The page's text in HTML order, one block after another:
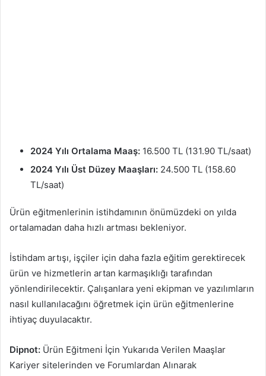
2024 Yılı Ortalama Maaş: 16.500 TL (131.90 TL/saat)
2024 Yılı Üst Düzey Maaşları: 24.500 TL (158.60
TL/saat)
Ürün eğitmenlerinin istihdamının önümüzdeki on yılda
ortalamadan daha hızlı artması bekleniyor.
İstihdam artışı, işçiler için daha fazla eğitim gerektirecek
ürün ve hizmetlerin artan karmaşıklığı tarafından
yönlendirilecektir. Çalışanlara yeni ekipman ve yazılımların
nasıl kullanılacağını öğretmek için ürün eğitmenlerine
ihtiyaç duyulacaktır.
Dipnot: Ürün Eğitmeni İçin Yukarıda Verilen Maaşlar
Kariyer sitelerinden ve Forumlardan Alınarak